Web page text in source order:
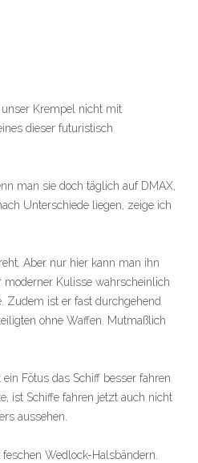
Krempel nicht mit
dieser futuristisch
man sie doch täglich auf DMAX,
Unterschiede liegen, zeige ich
Aber nur hier kann man ihn
moderner Kulisse wahrscheinlich
Zudem ist er fast durchgehend
ohne Waffen. Mutmaßlich
Fötus das Schiff besser fahren
ist Schiffe fahren jetzt auch nicht
aussehen.
Wedlock-Halsbändern.